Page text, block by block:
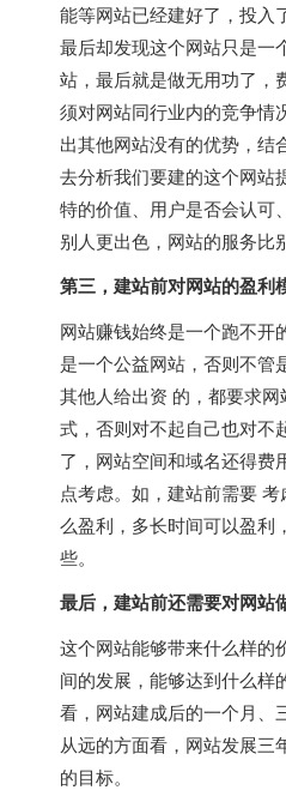
能等网站已经建好了，投入
最后却发现这个网站只是一
站，最后就是做无用功了，
须对网站同行业内的竞争情
出其他网站没有的优势，结
去分析我们要建的这个网站
特的价值、用户是否会认可
别人更出色，网站的服务比
第三，建站前对网站的盈利
网站赚钱始终是一个跑不开
是一个公益网站，否则不管
其他人给出资 的，都要求
式，否则对不起自己也对不
了，网站空间和域名还得费
点考虑。如，建站前需要
么盈利，多长时间可以盈利
些。
最后，建站前还需要对网站
这个网站能够带来什么样的
间的发展，能够达到什么样
看，网站建成后的一个月、
从远的方面看，网站发展三
的目标。